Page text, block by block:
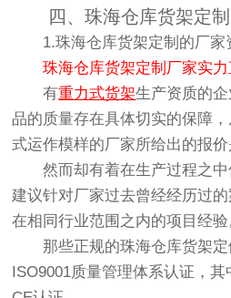
四、珠海仓库货架定制
1.珠海仓库货架定制的厂家
珠海仓库货架定制厂家实力
有重力式货架生产资质的
品的质量存在具体切实的保障
式运作模样的厂家所给出的报价
然而却有着在生产过程之中
建议针对厂家过去曾经经历过
在相同行业范围之内的项目经验
那些正规的珠海仓库货架定
ISO9001质量管理体系认证，